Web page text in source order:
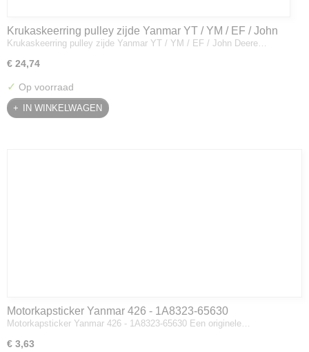
Krukaskeerring pulley zijde Yanmar YT / YM / EF / John
Deere - 119934-01800
Krukaskeerring pulley zijde Yanmar YT / YM / EF / John Deere…
€ 24,74
✓ Op voorraad
IN WINKELWAGEN
Motorkapsticker Yanmar 426 - 1A8323-65630
Motorkapsticker Yanmar 426 - 1A8323-65630 Een originele…
€ 3,63